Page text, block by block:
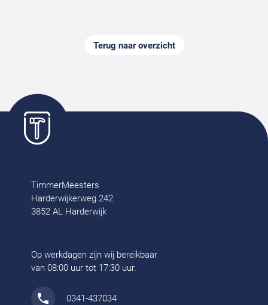
Terug naar overzicht
TimmerMeesters
Harderwijkerweg 242
3852 AL Harderwijk
Op werkdagen zijn wij bereikbaar
van 08:00 uur tot 17:30 uur.
0341-437034